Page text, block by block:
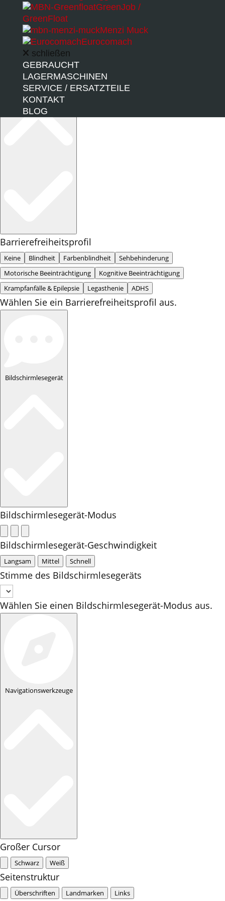
Barrierefreiheitsprofile
Barrierefreiheitsprofil
Keine Blindheit Farbenblindheit
Sehbehinderung
Motorische Beeinträchtigung
Kognitive Beeinträchtigung
Krampfanfälle & Epilepsie
Legasthenie ADHS
Wählen Sie ein Barrierefreiheitsprofil aus.
Bildschirmlesegerät
Bildschirmlesegerät-Modus
Bildschirmlesegerät-Geschwindigkeit
Langsam Mittel Schnell
Stimme des Bildschirmlesegeräts
Wählen Sie einen Bildschirmlesegerät-Modus aus.
Navigationswerkzeuge
Großer Cursor
Schwarz Weiß
Seitenstruktur
Überschriften Landmarken Links
GreenJob /
GreenFloat
Menzi Muck
Eurocomach
schließen
GEBRAUCHT
LAGERMASCHINEN
SERVICE / ERSATZTEILE
KONTAKT
BLOG